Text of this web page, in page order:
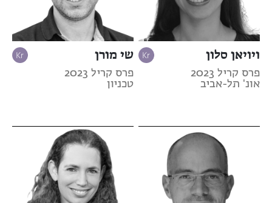
ויויאן סלון
פרס קריל 2023
אונ' תל-אביב
שי מורן
פרס קריל 2023
טכניון